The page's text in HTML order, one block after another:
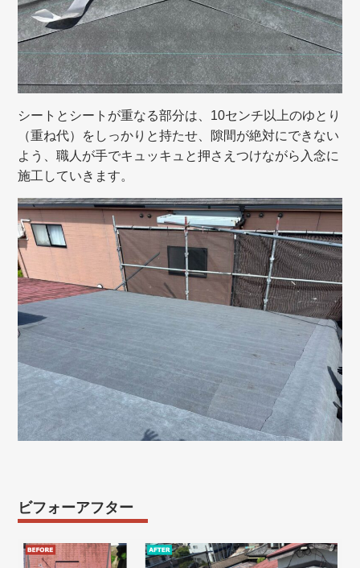
シートとシートが重なる部分は、10センチ以上のゆとり
（重ね代）をしっかりと持たせ、隙間が絶対にできない
よう、職人が手でキュッキュと押さえつけながら入念に
施工していきます。
ビフォーアフター